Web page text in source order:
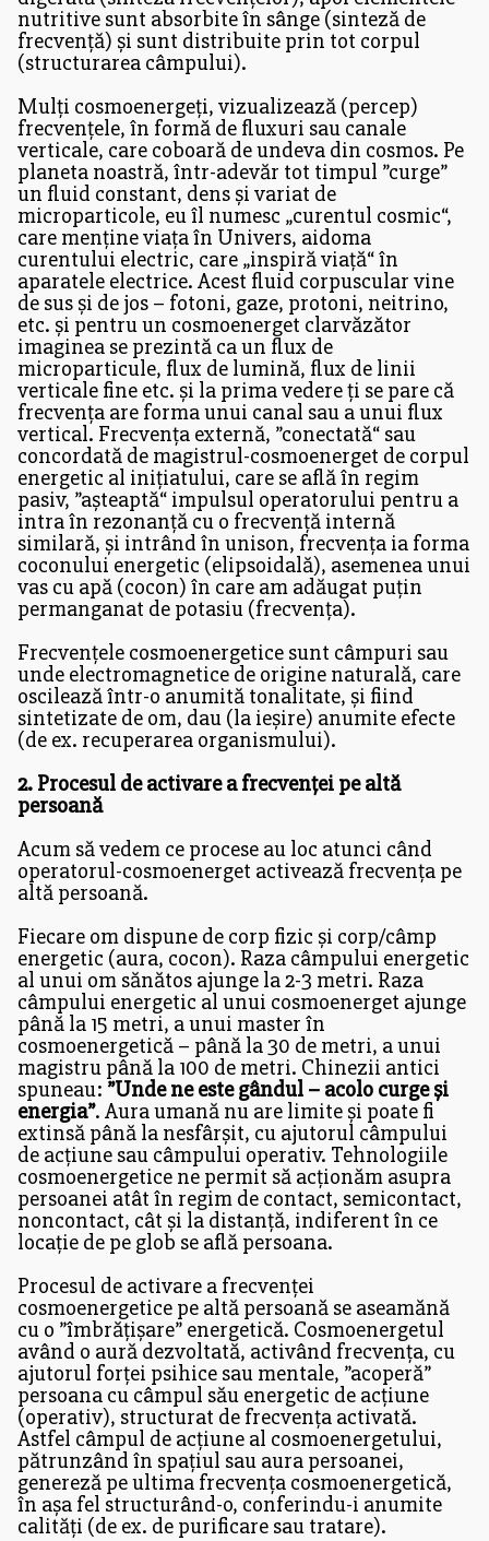
nutritive sunt absorbite în sânge (sinteză de
frecvență) și sunt distribuite prin tot corpul
(structurarea câmpului).
Mulți cosmoenergeți, vizualizează (percep)
frecvențele, în formă de fluxuri sau canale
verticale, care coboară de undeva din cosmos. Pe
planeta noastră, într-adevăr tot timpul ”curge”
un fluid constant, dens și variat de
microparticole, eu îl numesc „curentul cosmic“,
care menține viața în Univers, aidoma
curentului electric, care „inspiră viață“ în
aparatele electrice. Acest fluid corpuscular vine
de sus și de jos – fotoni, gaze, protoni, neitrino,
etc. și pentru un cosmoenerget clarvăzător
imaginea se prezintă ca un flux de
microparticule, flux de lumină, flux de linii
verticale fine etc. și la prima vedere ți se pare că
frecvența are forma unui canal sau a unui flux
vertical. Frecvența externă, ”conectată“ sau
concordată de magistrul-cosmoenerget de corpul
energetic al inițiatului, care se află în regim
pasiv, ”așteaptă“ impulsul operatorului pentru a
intra în rezonanță cu o frecvență internă
similară, și intrând în unison, frecvența ia forma
coconului energetic (elipsoidală), asemenea unui
vas cu apă (cocon) în care am adăugat puțin
permanganat de potasiu (frecvența).
Frecvențele cosmoenergetice sunt câmpuri sau
unde electromagnetice de origine naturală, care
oscilează într-o anumită tonalitate, și fiind
sintetizate de om, dau (la ieșire) anumite efecte
(de ex. recuperarea organismului).
2. Procesul de activare a frecvenței pe altă
persoană
Acum să vedem ce procese au loc atunci când
operatorul-cosmoenerget activează frecvența pe
altă persoană.
Fiecare om dispune de corp fizic și corp/câmp
energetic (aura, cocon). Raza câmpului energetic
al unui om sănătos ajunge la 2-3 metri. Raza
câmpului energetic al unui cosmoenerget ajunge
până la 15 metri, a unui master în
cosmoenergetică – până la 30 de metri, a unui
magistru până la 100 de metri. Chinezii antici
spuneau: ”Unde ne este gândul – acolo curge și
energia”. Aura umană nu are limite și poate fi
extinsă până la nesfârșit, cu ajutorul câmpului
de acțiune sau câmpului operativ. Tehnologiile
cosmoenergetice ne permit să acționăm asupra
persoanei atât în regim de contact, semicontact,
noncontact, cât și la distanță, indiferent în ce
locație de pe glob se află persoana.
Procesul de activare a frecvenței
cosmoenergetice pe altă persoană se aseamănă
cu o ”îmbrățișare” energetică. Cosmoenergetul
având o aură dezvoltată, activând frecvența, cu
ajutorul forței psihice sau mentale, ”acoperă”
persoana cu câmpul său energetic de acțiune
(operativ), structurat de frecvența activată.
Astfel câmpul de acțiune al cosmoenergetului,
pătrunzând în spațiul sau aura persoanei,
genereză pe ultima frecvența cosmoenergetică,
în așa fel structurând-o, conferindu-i anumite
calități (de ex. de purificare sau tratare).